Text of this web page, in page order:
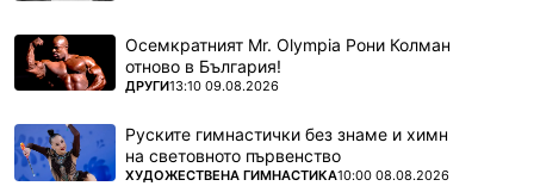
Осемкратният Mr. Olympia Рони Колман
отново в България!
ПОВЕЧЕ ОТ
ДРУГИ13:10 09.08.2026
Руските гимнастички без знаме и химн
на световното първенство
ПОВЕЧЕ ОТ
ХУДОЖЕСТВЕНА ГИМНАСТИКА10:00 08.08.2026